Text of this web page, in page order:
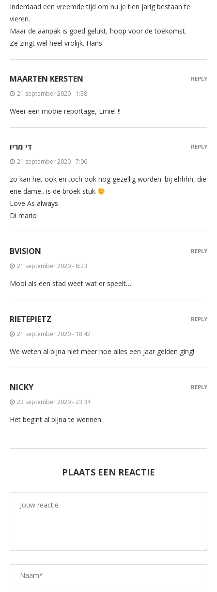
Inderdaad een vreemde tijd om nu je tien jarig bestaan te
vieren.
Maar de aanpak is goed gelukt, hoop voor de toekomst.
Ze zingt wel heel vrolijk. Hans
MAARTEN KERSTEN
21 september 2020 - 1:38
Weer een mooie reportage, Emiel !!
REPLY
די מריו
21 september 2020 - 7:06
zo kan het ook en toch ook nog gezellig worden. bij ehhhh, die
ene dame.. is de broek stuk
Love As always
Di mario
REPLY
BVISION
21 september 2020 - 8:23
Mooi als een stad weet wat er speelt…
REPLY
RIETEPIETZ
21 september 2020 - 18:42
We weten al bijna niet meer hoe alles een jaar gelden ging!
REPLY
NICKY
22 september 2020 - 23:34
Het begint al bijna te wennen.
REPLY
PLAATS EEN REACTIE